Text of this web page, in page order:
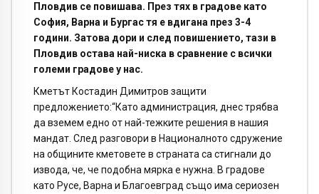
Пловдив се повишава. През тях в градове като
София, Варна и Бургас тя е вдигана през 3-4
години. Затова дори и след повишението, тази в
Пловдив остава най-ниска в сравнение с всички
големи градове у нас.
Кметът Костадин Димитров защити
предложението:“Като администрация, днес трябва
да вземем едно от най-тежките решения в нашия
мандат. След разговори в Националното сдружение
на общините кметовете в страната са стигнали до
извода, че, че подобна мярка е нужна. В градове
като Русе, Варна и Благоевград също има сериозен